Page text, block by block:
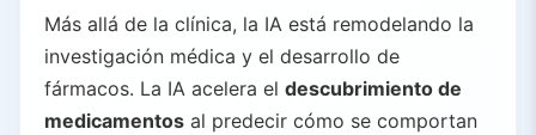
Más allá de la clínica, la IA está remodelando la
investigación médica y el desarrollo de
fármacos. La IA acelera el descubrimiento de
medicamentos al predecir cómo se comportan